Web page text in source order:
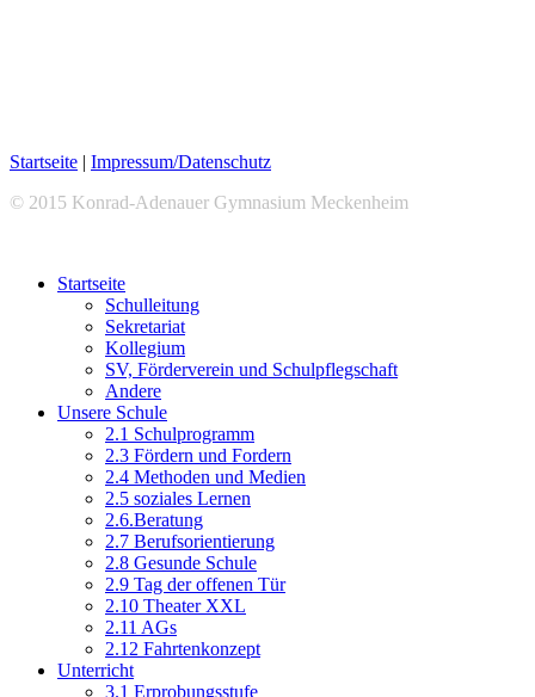
Startseite | Impressum/Datenschutz
© 2015 Konrad-Adenauer Gymnasium Meckenheim
Startseite
Schulleitung
Sekretariat
Kollegium
SV, Förderverein und Schulpflegschaft
Andere
Unsere Schule
2.1 Schulprogramm
2.3 Fördern und Fordern
2.4 Methoden und Medien
2.5 soziales Lernen
2.6.Beratung
2.7 Berufsorientierung
2.8 Gesunde Schule
2.9 Tag der offenen Tür
2.10 Theater XXL
2.11 AGs
2.12 Fahrtenkonzept
Unterricht
3.1 Erprobungsstufe